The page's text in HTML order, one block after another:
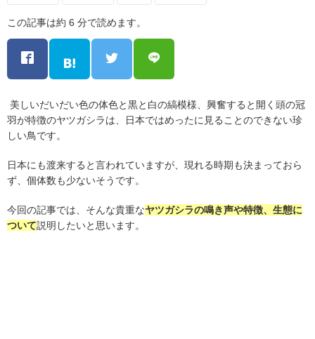
この記事は約 6 分で読めます。
美しいだいだい色の体色と黒と白の縞模様、興奮すると開く頭の冠
羽が特徴のヤツガシラは、日本ではめったに見ることのできない珍
しい鳥です。
日本にも渡来すると言われていますが、現れる時期も決まっておら
ず、個体数も少ないそうです。
今回の記事では、そんな貴重なヤツガシラの鳴き声や特徴、生態に
ついて説明したいと思います。